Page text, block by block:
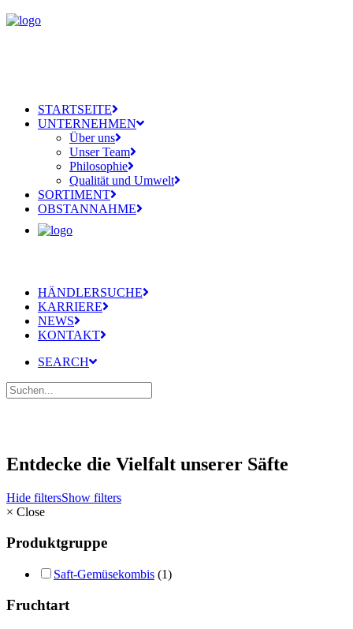
STARTSEITE
UNTERNEHMEN
Über uns
Unser Team
Philosophie
Qualität und Umwelt
SORTIMENT
OBSTANNAHME
HÄNDLERSUCHE
KARRIERE
NEWS
KONTAKT
SEARCH
Entdecke die Vielfalt unserer Säfte
Hide filtersShow filters
× Close
Produktgruppe
Saft-Gemüsekombis (1)
Fruchtart